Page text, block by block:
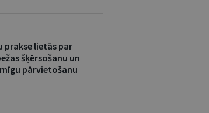
prakse lietās par
šķērsošanu un
pārvietošanu